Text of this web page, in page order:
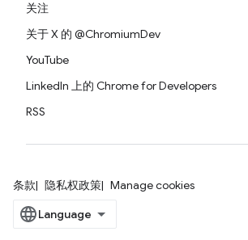
关注
关于 X 的 @ChromiumDev
YouTube
LinkedIn 上的 Chrome for Developers
RSS
条款 隐私权政策 Manage cookies